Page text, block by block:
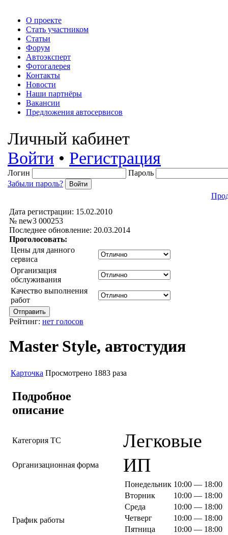
О проекте
Стать участником
Статьи
Форум
Автоэксперт
Фотогалерея
Контакты
Новости
Наши партнёры
Вакансии
Предложения автосервисов
Личный кабинет
Войти • Регистрация
Логин
Пароль
Забыли пароль?
Дата регистрации: 15.02.2010
№ new3 000253
Последнее обновление: 20.03.2014
Проголосовать:
Цены для данного
сервиса
Организация
обслуживания
Качество выполнения
работ
Рейтинг: нет голосов
Master Style, автостудия
Карточка Просмотрено 1883 раза
Подробное
описание
Категория ТС Легковые
Организационная форма ИП
График работы
Понедельник 10:00 — 18:00
Вторник
10:00 — 18:00
Среда
10:00 — 18:00
Четверг
10:00 — 18:00
Пятница
10:00 — 18:00